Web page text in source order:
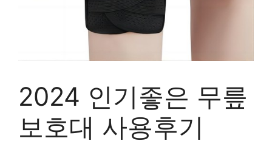
2024 인기좋은 무릎
보호대 사용후기